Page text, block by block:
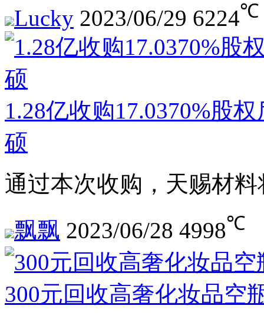
Lucky 2023/06/29 6224℃
1.28亿收购17.0370%股
硕
通过本次收购，天赐材
飘飘 2023/06/28 4998℃
300元回收高奢化妆品空